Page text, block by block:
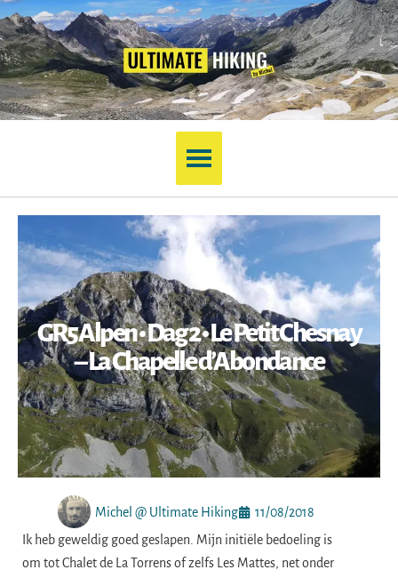
GR5 Alpen • Dag 2 • Le Petit Chesnay
– La Chapelle d’Abondance
Michel @ Ultimate Hiking
11/08/2018
Ik heb geweldig goed geslapen. Mijn initiële bedoeling is
om tot Chalet de La Torrens of zelfs Les Mattes, net onder